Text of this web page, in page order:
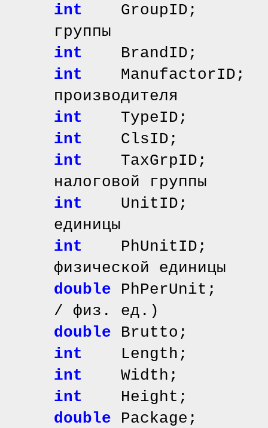
int GroupID; //
группы
int BrandID; //
int
производителя
int TypeID; //
int ClsID; //
int TaxGrpID; //
налоговой группы
int UnitID; //
единицы
int PhUnitID; //
физической единицы
double PhPerUnit;
/ физ. ед.)
double Brutto;
int Length; //
int Width; //
int Height; //
double Package;